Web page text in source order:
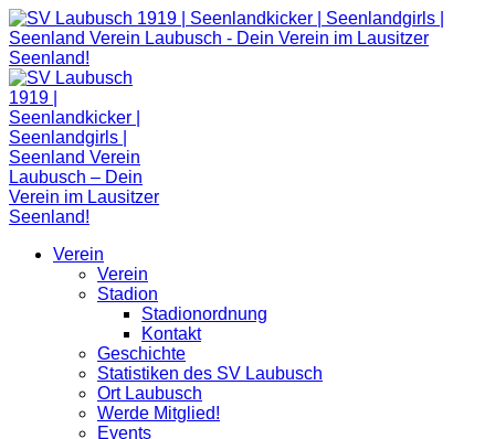
Zum
Inhalt
springen
Verein
Verein
Stadion
Stadionordnung
Kontakt
Geschichte
Statistiken des SV Laubusch
Ort Laubusch
Werde Mitglied!
Events